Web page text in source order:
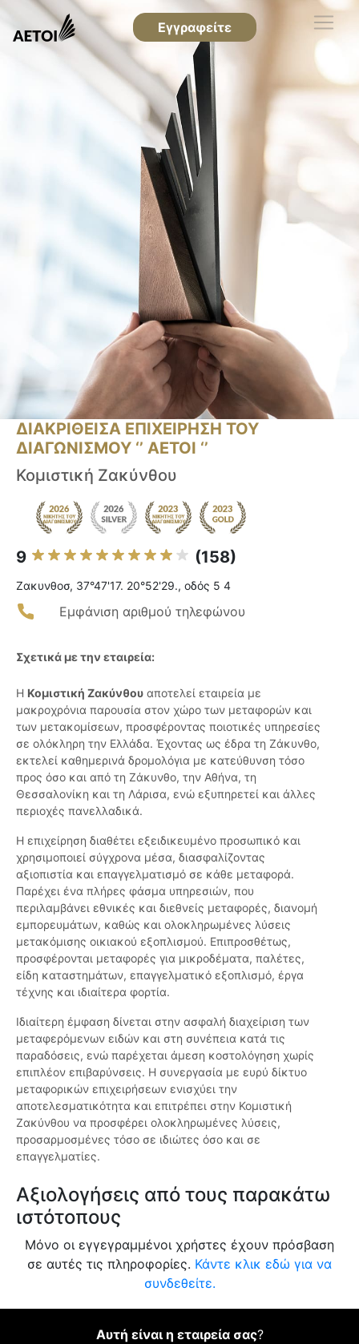
Εγγραφείτε
ΔΙΑΚΡΙΘΕΙΣΑ ΕΠΙΧΕΙΡΗΣΗ ΤΟΥ
ΔΙΑΓΩΝΙΣΜΟΥ ‘’ ΑΕΤΟΙ ‘’
Κομιστική Ζακύνθου
9 (158)
Ζακυνθοσ, 37°47'17. 20°52'29., οδός 5 4
Εμφάνιση αριθμού τηλεφώνου
Σχετικά με την εταιρεία:
Η Κομιστική Ζακύνθου αποτελεί εταιρεία με
μακροχρόνια παρουσία στον χώρο των μεταφορών και
των μετακομίσεων, προσφέροντας ποιοτικές υπηρεσίες
σε ολόκληρη την Ελλάδα. Έχοντας ως έδρα τη Ζάκυνθο,
εκτελεί καθημερινά δρομολόγια με κατεύθυνση τόσο
προς όσο και από τη Ζάκυνθο, την Αθήνα, τη
Θεσσαλονίκη και τη Λάρισα, ενώ εξυπηρετεί και άλλες
περιοχές πανελλαδικά.
Η επιχείρηση διαθέτει εξειδικευμένο προσωπικό και
χρησιμοποιεί σύγχρονα μέσα, διασφαλίζοντας
αξιοπιστία και επαγγελματισμό σε κάθε μεταφορά.
Παρέχει ένα πλήρες φάσμα υπηρεσιών, που
περιλαμβάνει εθνικές και διεθνείς μεταφορές, διανομή
εμπορευμάτων, καθώς και ολοκληρωμένες λύσεις
μετακόμισης οικιακού εξοπλισμού. Επιπροσθέτως,
προσφέρονται μεταφορές για μικροδέματα, παλέτες,
είδη καταστημάτων, επαγγελματικό εξοπλισμό, έργα
τέχνης και ιδιαίτερα φορτία.
Ιδιαίτερη έμφαση δίνεται στην ασφαλή διαχείριση των
μεταφερόμενων ειδών και στη συνέπεια κατά τις
παραδόσεις, ενώ παρέχεται άμεση κοστολόγηση χωρίς
επιπλέον επιβαρύνσεις. Η συνεργασία με ευρύ δίκτυο
μεταφορικών επιχειρήσεων ενισχύει την
αποτελεσματικότητα και επιτρέπει στην Κομιστική
Ζακύνθου να προσφέρει ολοκληρωμένες λύσεις,
προσαρμοσμένες τόσο σε ιδιώτες όσο και σε
επαγγελματίες.
Αξιολογήσεις από τους παρακάτω
ιστότοπους
Μόνο οι εγγεγραμμένοι χρήστες έχουν πρόσβαση
σε αυτές τις πληροφορίες. Κάντε κλικ εδώ για να
συνδεθείτε.
Αυτή είναι η εταιρεία σας?